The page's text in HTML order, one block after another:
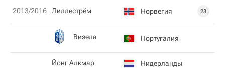
2013/2016 Лиллестрём Норвегия 23
Визела Португалия
Йонг Алкмар Нидерланды